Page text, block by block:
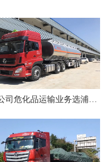
常熟公司危化品运输业务选浦洋物流